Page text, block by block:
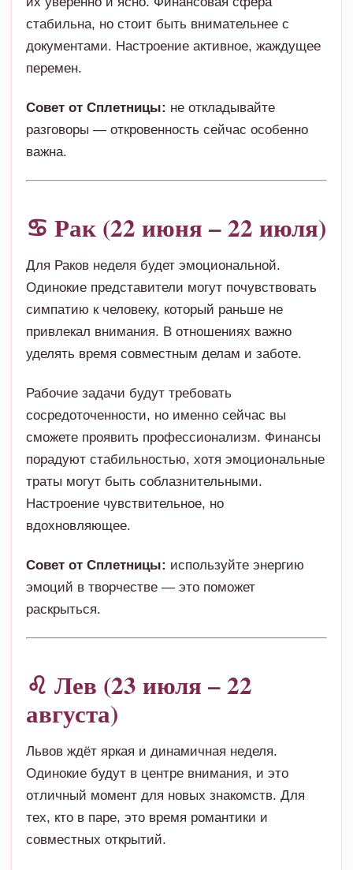
стабильна, но стоит быть внимательнее с
документами. Настроение активное, жаждущее
перемен.
Совет от Сплетницы: не откладывайте
разговоры — откровенность сейчас особенно
важна.
♋ Рак (22 июня – 22 июля)
Для Раков неделя будет эмоциональной.
Одинокие представители могут почувствовать
симпатию к человеку, который раньше не
привлекал внимания. В отношениях важно
уделять время совместным делам и заботе.
Рабочие задачи будут требовать
сосредоточенности, но именно сейчас вы
сможете проявить профессионализм. Финансы
порадуют стабильностью, хотя эмоциональные
траты могут быть соблазнительными.
Настроение чувствительное, но
вдохновляющее.
Совет от Сплетницы: используйте энергию
эмоций в творчестве — это поможет
раскрыться.
♌ Лев (23 июля – 22
августа)
Львов ждёт яркая и динамичная неделя.
Одинокие будут в центре внимания, и это
отличный момент для новых знакомств. Для
тех, кто в паре, это время романтики и
совместных открытий.